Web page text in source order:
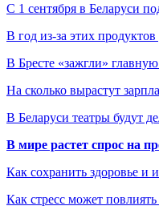
С 1 сентября в Беларуси
В год из-за этих
В Бресте «зажгли»
На сколько вырастут
В Беларуси театры будут
В мире растет спрос на
Как сохранить здоровье и
Как стресс может